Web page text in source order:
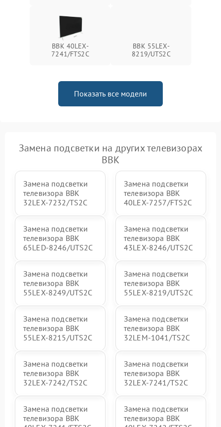
BBK 40LEX-
7241/FTS2C
BBK 55LEX-
8219/UTS2C
Показать все модели
Замена подсветки на других телевизорах
BBK
Замена подсветки
телевизора BBK
32LEX-7232/TS2C
Замена подсветки
телевизора BBK
40LEX-7257/FTS2C
Замена подсветки
телевизора BBK
65LED-8246/UTS2C
Замена подсветки
телевизора BBK
43LEX-8246/UTS2C
Замена подсветки
телевизора BBK
55LEX-8249/UTS2C
Замена подсветки
телевизора BBK
55LEX-8219/UTS2C
Замена подсветки
телевизора BBK
55LEX-8215/UTS2C
Замена подсветки
телевизора BBK
32LEM-1041/TS2C
Замена подсветки
телевизора BBK
32LEX-7242/TS2C
Замена подсветки
телевизора BBK
32LEX-7241/TS2C
Замена подсветки
телевизора BBK
Замена подсветки
телевизора BBK